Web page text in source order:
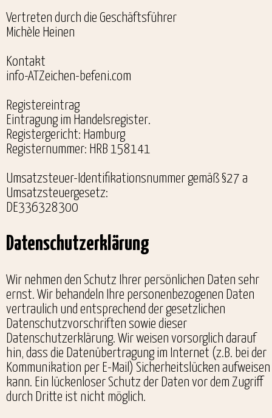
Vertreten durch die Geschäftsführer
Michèle Heinen
Kontakt
info-ATZeichen-befeni.com
Registereintrag
Eintragung im Handelsregister.
Registergericht: Hamburg
Registernummer: HRB 158141
Umsatzsteuer-Identifikationsnummer gemäß §27 a
Umsatzsteuergesetz:
DE336328300
Datenschutzerklärung
Wir nehmen den Schutz Ihrer persönlichen Daten sehr
ernst. Wir behandeln Ihre personenbezogenen Daten
vertraulich und entsprechend der gesetzlichen
Datenschutzvorschriften sowie dieser
Datenschutzerklärung. Wir weisen vorsorglich darauf
hin, dass die Datenübertragung im Internet (z.B. bei der
Kommunikation per E-Mail) Sicherheitslücken aufweisen
kann. Ein lückenloser Schutz der Daten vor dem Zugriff
durch Dritte ist nicht möglich.